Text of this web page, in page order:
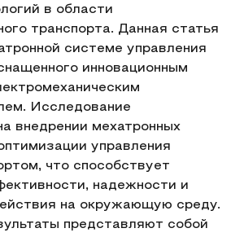
в области
транспорта. Данная статья
системе управления
инновационным
Исследование
внедрении мехатронных
управления
что способствует
надежности и
на окружающую среду.
представляют собой